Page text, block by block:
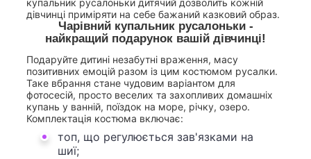
купальник русалоньки дитячий дозволить кожній
дівчинці приміряти на себе бажаний казковий образ.
Чарівний купальник русалоньки -
найкращий подарунок вашій дівчинці!
Подаруйте дитині незабутні враження, масу
позитивних емоцій разом із цим костюмом русалки.
Таке вбрання стане чудовим варіантом для
фотосесій, просто веселих та захопливих домашніх
купань у ванній, поїздок на море, річку, озеро.
Комплектація костюма включає:
топ, що регулюється зав'язками на
шиї;